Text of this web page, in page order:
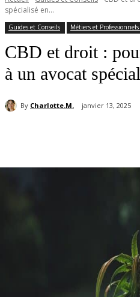
spécialisé en...
Guides et Conseils Métiers et
CBD et droit :
à un avocat
By Charlotte.M. janvier 13, 2025